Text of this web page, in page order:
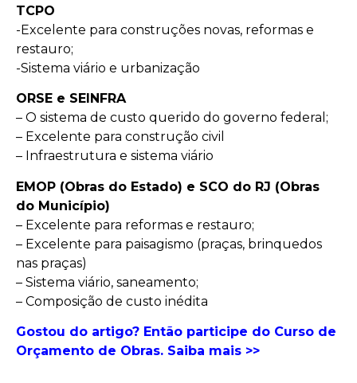
TCPO
-Excelente para construções novas, reformas e
restauro;
-Sistema viário e urbanização
ORSE e SEINFRA
– O sistema de custo querido do governo federal;
– Excelente para construção civil
– Infraestrutura e sistema viário
EMOP (Obras do Estado) e SCO do RJ (Obras
do Município)
– Excelente para reformas e restauro;
– Excelente para paisagismo (praças, brinquedos
nas praças)
– Sistema viário, saneamento;
– Composição de custo inédita
Gostou do artigo? Então participe do Curso de
Orçamento de Obras. Saiba mais >>